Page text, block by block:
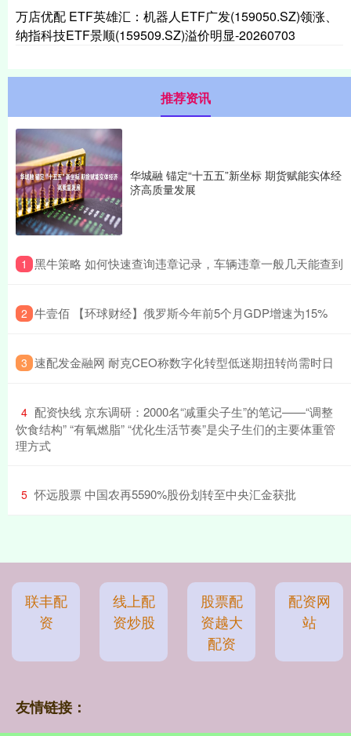
万店优配 ETF英雄汇：机器人ETF广发(159050.SZ)领涨、
纳指科技ETF景顺(159509.SZ)溢价明显-20260703
推荐资讯
华城融 锚定“十五五”新坐标 期货赋能实体经
济高质量发展
1 ​黑牛策略 如何快速查询违章记录，车辆违章一般几天能查到
2 ​牛壹佰 【环球财经】俄罗斯今年前5个月GDP增速为15%
3 ​速配发金融网 耐克CEO称数字化转型低迷期扭转尚需时日
4 ​配资快线 京东调研：2000名“减重尖子生”的笔记——“调整
饮食结构” “有氧燃脂”​ “优化生活节奏”​是尖子生们的主要体重管
理方式
5 ​怀远股票 中国农再5590%股份划转至中央汇金获批
联丰配
资
线上配
资炒股
股票配
资越大
配资
配资网
站
友情链接：